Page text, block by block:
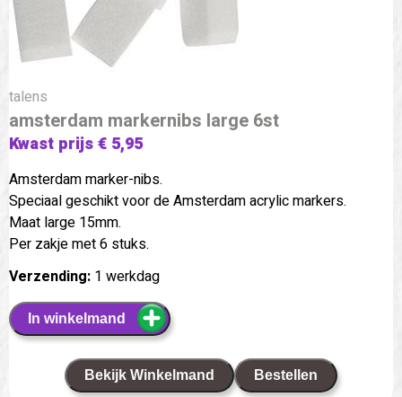
talens
amsterdam markernibs large 6st
Kwast prijs € 5,95
Amsterdam marker-nibs.
Speciaal geschikt voor de Amsterdam acrylic markers.
Maat large 15mm.
Per zakje met 6 stuks.
Verzending: 1 werkdag
In winkelmand
Bekijk Winkelmand Bestellen